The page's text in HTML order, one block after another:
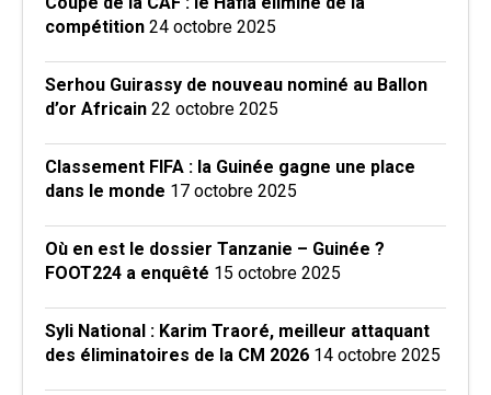
compétition 24 octobre 2025
Serhou Guirassy de nouveau nominé au Ballon
d’or Africain 22 octobre 2025
Classement FIFA : la Guinée gagne une place
dans le monde 17 octobre 2025
Où en est le dossier Tanzanie – Guinée ?
FOOT224 a enquêté 15 octobre 2025
Syli National : Karim Traoré, meilleur attaquant
des éliminatoires de la CM 2026 14 octobre 2025